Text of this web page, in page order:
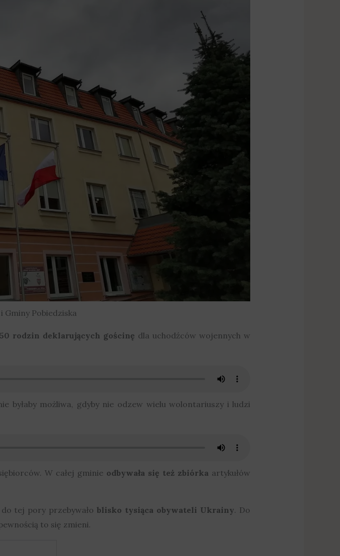
Gminy Pobiedziska
rodzin deklarujących gościnę dla uchodźców wojennych w
byłaby możliwa, gdyby nie odzew wielu wolontariuszy i ludzi
W całej gminie odbywała się też zbiórka artykułów
do tej pory przebywałoblisko tysiąca obywateli Ukrainy. Do
to się zmieni.